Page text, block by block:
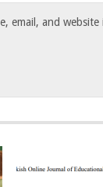
email, and